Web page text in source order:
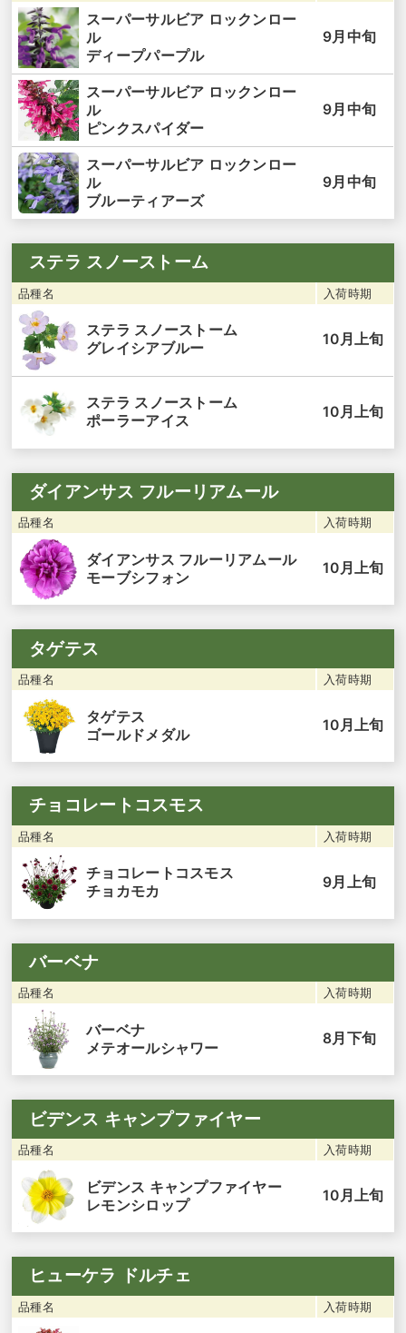
スーパーサルビア ロックンロー
ル
ディープパープル
9月中旬
スーパーサルビア ロックンロー
ル
ピンクスパイダー
9月中旬
スーパーサルビア ロックンロー
ル
ブルーティアーズ
9月中旬
ステラ スノーストーム
品種名 入荷時期
ステラ スノーストーム
グレイシアブルー
10月上旬
ステラ スノーストーム
ポーラーアイス
10月上旬
ダイアンサス フルーリアムール
品種名 入荷時期
ダイアンサス フルーリアムール
モーブシフォン
10月上旬
タゲテス
品種名 入荷時期
タゲテス
ゴールドメダル
10月上旬
チョコレートコスモス
品種名 入荷時期
チョコレートコスモス
チョカモカ
9月上旬
バーベナ
品種名 入荷時期
バーベナ
メテオールシャワー
8月下旬
ビデンス キャンプファイヤー
品種名 入荷時期
ビデンス キャンプファイヤー
レモンシロップ
10月上旬
ヒューケラ ドルチェ
品種名 入荷時期